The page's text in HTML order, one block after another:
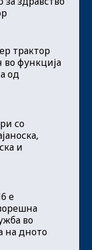
трактор
во функција
од
со
и
е
во
на дното